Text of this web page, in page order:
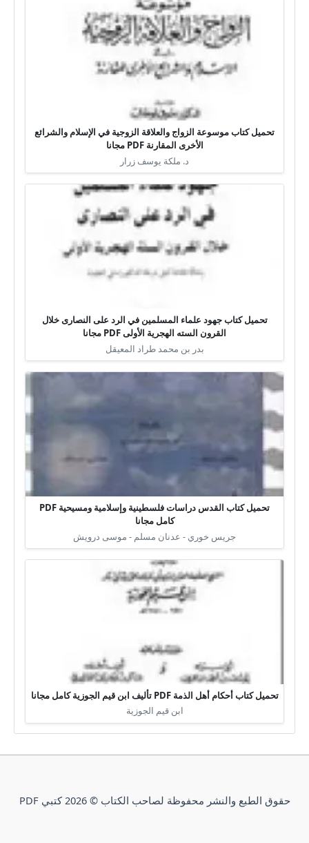
تحميل كتاب موسوعة الزواج والعلاقة الزوجية في الإسلام والشرائع
الأخرى المقارنة PDF مجانا
د. ملكة يوسف زرار
تحميل كتاب جهود علماء المسلمين في الرد على النصارى خلال
القرون السته الهجرية الأولى PDF مجانا
بدر بن محمد طراد المعيقل
تحميل كتاب القدس دراسات فلسطينية وإسلامية ومسيحية PDF
كامل مجانا
جريس خوري - عدنان مسلم - موسى درويش
تحميل كتاب أحكام أهل الذمة PDF تأليف ابن قيم الجوزية كامل مجانا
ابن قيم الجوزية
حقوق الطبع والنشر محفوظة لصاحب الكتاب © 2026 كتبي PDF